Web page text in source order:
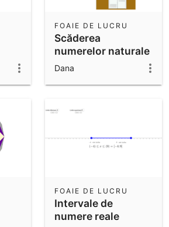
Scăderea
numerelor naturale
- test
FOAIE DE LUCRU
Dana
Intervale de
numere reale
FOAIE DE LUCRU